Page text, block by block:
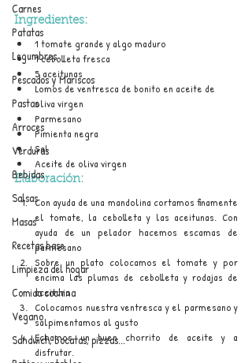
Carnes
Patatas
Legumbres
Pescados y Mariscos
Pastas
Arroces
Verduras
Bebidas
Salsas
Masas
Recetas base
Limpieza del hogar
Comida cochina
Vegano
Sandwich, bocatas, pizzas...
Ingredientes:
1 tomate grande y algo maduro
1 cebolleta fresca
5 aceitunas
Lomos de ventresca de bonito en aceite de
oliva virgen
Parmesano
Pimienta negra
Sal
Aceite de oliva virgen
Elaboración:
Con ayuda de una mandolina cortamos finamente
el tomate, la cebolleta y las aceitunas. Con
ayuda de un pelador hacemos escamas de
parmesano
Sobre un plato colocamos el tomate y por
encima las plumas de cebolleta y rodajas de
aceituna
Colocamos nuestra ventresca y el parmesano y
salpimentamos al gusto
Echamos un buen chorrito de aceite y a
disfrutar.